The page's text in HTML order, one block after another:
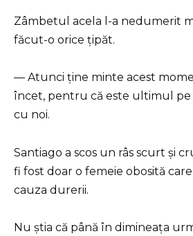
Zâmbetul acela l-a nedumerit
făcut-o orice țipăt.
— Atunci ține minte acest
încet, pentru că este ultimul pe
cu noi.
Santiago a scos un râs scurt și
fi fost doar o femeie obosită
cauza durerii.
Nu știa că până în dimineața